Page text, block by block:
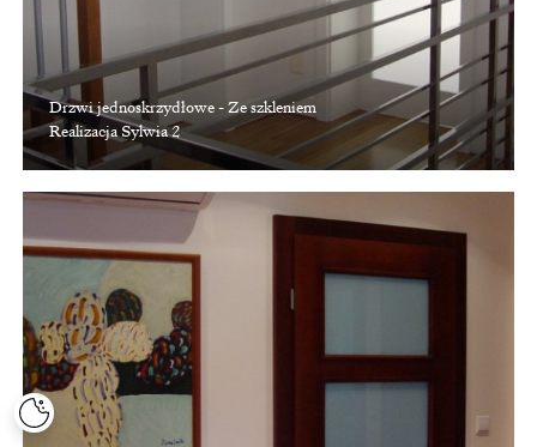
Drzwi jednoskrzydłowe - Ze szkleniem
Realizacja Sylwia 2